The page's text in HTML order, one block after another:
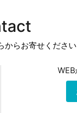
からお寄せください